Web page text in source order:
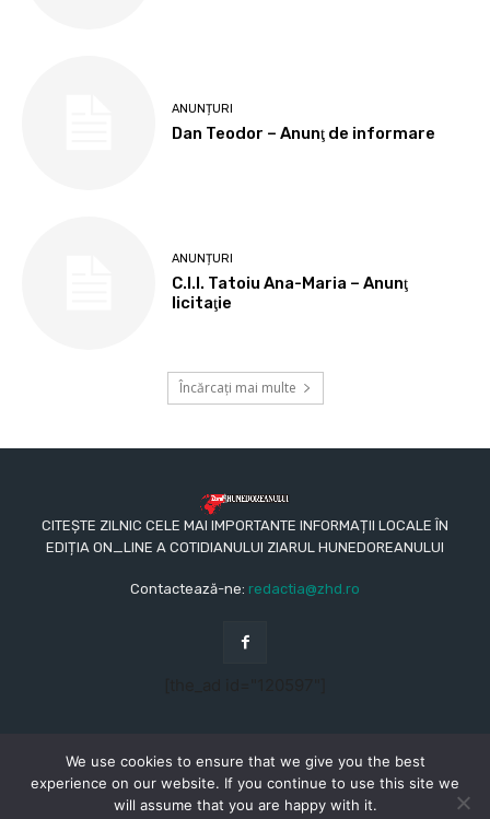
ANUNȚURI
Dan Teodor – Anunţ de informare
ANUNȚURI
C.I.I. Tatoiu Ana-Maria – Anunţ
licitaţie
Încărcați mai multe
CITEȘTE ZILNIC CELE MAI IMPORTANTE INFORMAȚII LOCALE ÎN
EDIȚIA ON_LINE A COTIDIANULUI ZIARUL HUNEDOREANULUI
Contactează-ne: redactia@zhd.ro
© Copyright - 2015 - 2023 - Ziarul Hunedoreanului
We use cookies to ensure that we give you the best
experience on our website. If you continue to use this site we
will assume that you are happy with it.